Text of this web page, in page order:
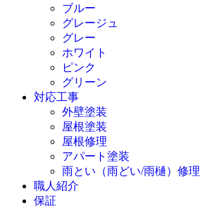
ブルー
グレージュ
グレー
ホワイト
ピンク
グリーン
対応工事
外壁塗装
屋根塗装
屋根修理
アパート塗装
雨とい（雨どい/雨樋）修理
職人紹介
保証